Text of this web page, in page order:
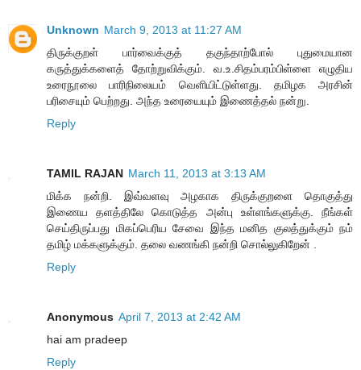
Unknown March 9, 2013 at 11:27 AM
திருக்குறள் பார்வைக்குத் தகுந்தாற்போல் புதுமையான
கருத்துக்களைத் தோற்றுவிக்கும். வ.உ.சிதம்பரம்பிள்ளை எழுதிய
உரைநூலை பாரிநிலையம் வெளியிட்டுள்ளது. தமிழக அரசின்
பரிசையும் பெற்றது. அந்த உரையையும் இணைத்தல் நன்று.
Reply
TAMIL RAJAN March 11, 2013 at 3:13 AM
மிக்க நன்றி. இவ்வளவு அழகாக திருக்குறளை தொகுத்து
இணைய தளத்திலே கொடுத்த அன்பு உள்ளங்களுக்கு. நீங்கள்
செய்திருப்பது மிகப்பெரிய சேவை இந்த மனித குலத்துக்கும் நம்
தமிழ் மக்களுக்கும். தலை வணங்கி நன்றி சொல்லுகிறேன் .
Reply
Anonymous April 7, 2013 at 2:42 AM
hai am pradeep
Reply